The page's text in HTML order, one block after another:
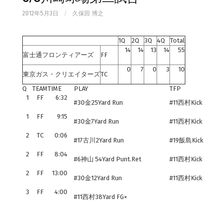
2012年5月3日 / 久保田 博之
1Q 2Q 3Q 4Q
Total
富士通フロンティアーズ
FF
14 14 13 14 55
東京ガス・クリエイターズTC
0 7 0 3 10
Q TEAMTIME PLAY
TFP
1
FF 6:32
#30金25Yard Run
#11西村Kick
1
FF 9:15
#30金7Yard Run
#11西村Kick
2
TC 0:06
#17古川2Yard Run
#19飯島Kick
2
FF 8:04
#6神山 54Yard Punt.Ret
#11西村Kick
2
FF 13:00
#30金12Yard Run
#11西村Kick
3
FF 4:00
#11西村38Yard FG×